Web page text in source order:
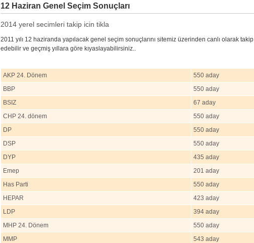
12 Haziran Genel Seçim Sonuçları
2014 yerel secimleri takip icin tikla
2011 yılı 12 haziranda yapılacak genel seçim sonuçlarını sitemiz üzerinden canlı olarak takip
edebilir ve geçmiş yıllara göre kıyaslayabilirsiniz..
AKP 24. Dönem
550 aday
BBP
550 aday
BSIZ
67 aday
CHP 24. dönem
550 aday
DP
550 aday
DSP
550 aday
DYP
435 aday
Emep
201 aday
Has Parti
550 aday
HEPAR
423 aday
LDP
394 aday
MHP 24. Dönem
550 aday
MMP
543 aday